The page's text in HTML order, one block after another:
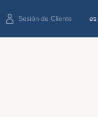
Sesión de Cliente es